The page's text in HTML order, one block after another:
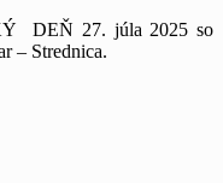
DEŇ 27. júla 2025 so
– Strednica.